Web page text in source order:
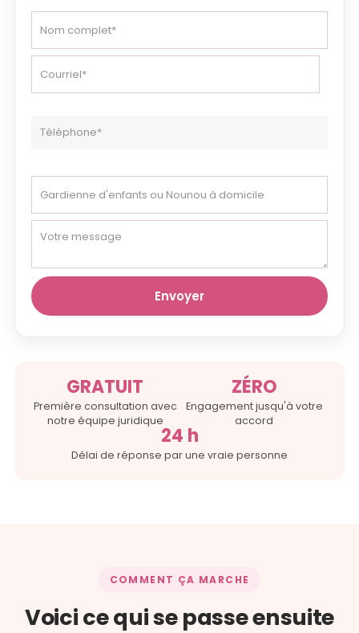
GRATUIT
Première consultation avec
notre équipe juridique
ZÉRO
Engagement jusqu'à votre
accord
24 h
Délai de réponse par une vraie personne
COMMENT ÇA MARCHE
Voici ce qui se passe ensuite